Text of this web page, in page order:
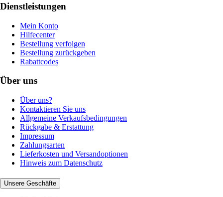
Dienstleistungen
Mein Konto
Hilfecenter
Bestellung verfolgen
Bestellung zurückgeben
Rabattcodes
Über uns
Über uns?
Kontaktieren Sie uns
Allgemeine Verkaufsbedingungen
Rückgabe & Erstattung
Impressum
Zahlungsarten
Lieferkosten und Versandoptionen
Hinweis zum Datenschutz
Unsere Geschäfte